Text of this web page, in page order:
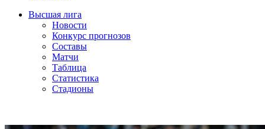
Высшая лига
Новости
Конкурс прогнозов
Составы
Матчи
Таблица
Статистика
Стадионы